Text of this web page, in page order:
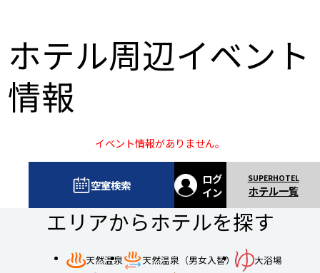
ホテル周辺イベント
情報
イベント情報がありません。
空室検索
ログ
イン
ホテル一覧
エリアからホテルを探す
天然温泉 天然温泉（男女入替）
大浴場